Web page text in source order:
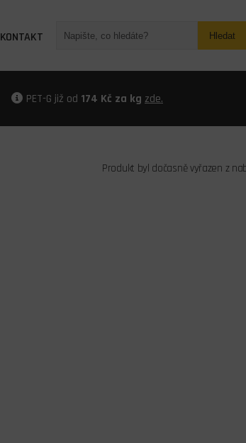
KONTAKT Hledat
PET-G již od 174 Kč za kg zde.
Produkt byl dočasně vyřazen z